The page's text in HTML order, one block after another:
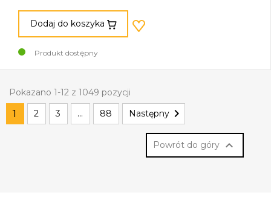
Dodaj do koszyka
Produkt dostępny
Pokazano 1-12 z 1049 pozycji
1 2 3 … 88 Następny 
Powrót do góry 